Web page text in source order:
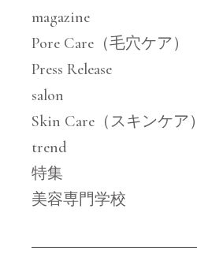
magazine
Pore Care（毛穴ケア）
Press Release
salon
Skin Care（スキンケア）
trend
特集
美容専門学校